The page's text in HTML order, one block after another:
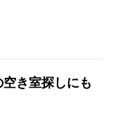
き室探しにも